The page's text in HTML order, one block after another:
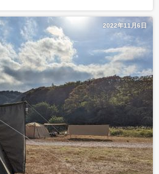
2022年11月6日